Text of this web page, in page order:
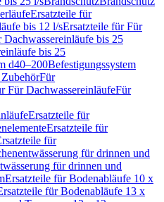
Ersatzteile für
bis 12 l/sErsatzteile für Für
Dachwassereinläufe bis 25
bis 25
d40–200Befestigungssystem
Für
Für DachwassereinläufeFür
Ersatzteile für
Ersatzteile für
für
für drinnen und
für drinnen und
Ersatzteile für Bodenabläufe 10 x
für Bodenabläufe 13 x